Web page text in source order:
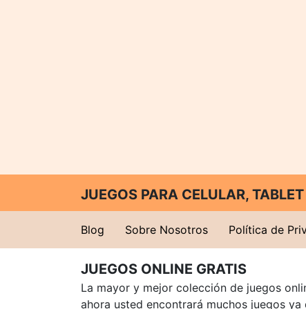
JUEGOS PARA CELULAR,
Blog Sobre Nosotros Política de
JUEGOS ONLINE GRATIS
La mayor y mejor colección de juegos
ahora usted encontrará muchos juegos ya